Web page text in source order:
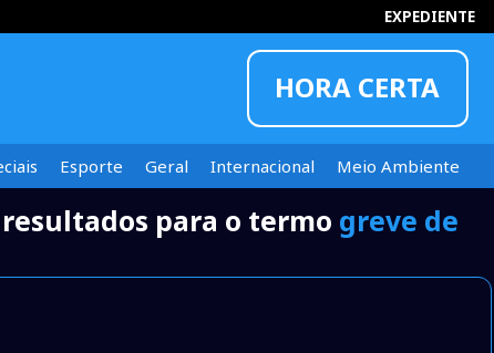
EXPEDIENTE
HORA CERTA
INFORMOU
Esporte Geral Internacional
Meio Ambiente
para o termo greve de